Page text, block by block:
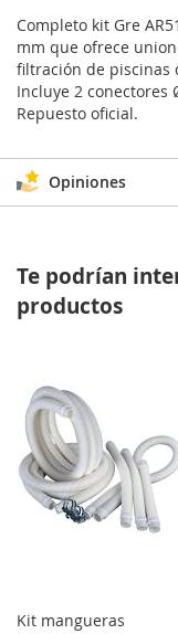
Completo kit Gre
mm que ofrece
filtración de piscinas
Incluye 2 conectores
Repuesto oficial.
Opiniones
Te podrían
productos
Kit mangueras